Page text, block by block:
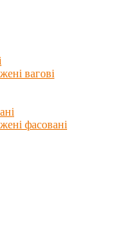
вагові
фасовані